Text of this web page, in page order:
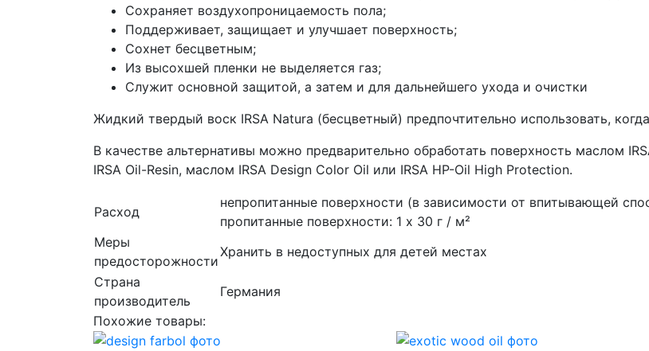
Сохраняет воздухопроницаемость пола;
Поддерживает, защищает и улучшает поверхность;
Сохнет бесцветным;
Из высохшей пленки не выделяется газ;
Служит основной защитой, а затем и для дальнейшего ухода и очистки
Жидкий твердый воск IRSA Natura (бесцветный) предпочтительно использовать,
В качестве альтернативы можно предварительно обработать поверхность маслом
IRSA Oil-Resin, маслом IRSA Design Color Oil или IRSA HP-Oil High Protection.
Расход
непропитанные поверхности (в зависимости от впитывающей
пропитанные поверхности: 1 x 30 г / м²
Меры
предосторожности
Хранить в недоступных для детей местах
Страна
производитель
Германия
Похожие товары: